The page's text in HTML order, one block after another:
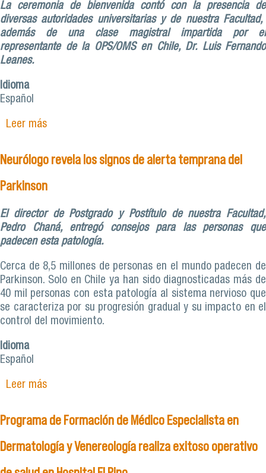
La ceremonia de bienvenida contó con la presencia de
diversas autoridades universitarias y de nuestra Facultad,
además de una clase magistral impartida por el
representante de la OPS/OMS en Chile, Dr. Luis Fernando
Leanes.
Idioma
Español
Leer mássobre Magíster en Salud Pública inaugura versión
estudiantes
Neurólogo revela los signos de alerta temprana del
Parkinson
El director de Postgrado y Postítulo de nuestra Facultad,
Pedro Chaná, entregó consejos para las personas que
padecen esta patología.
Cerca de 8,5 millones de personas en el mundo padecen de
Parkinson. Solo en Chile ya han sido diagnosticadas más de
40 mil personas con esta patología al sistema nervioso que
se caracteriza por su progresión gradual y su impacto en el
control del movimiento.
Idioma
Español
Leer mássobre Neurólogo revela los signos de alerta
Programa de Formación de Médico Especialista en
Dermatología y Venereología realiza exitoso operativo